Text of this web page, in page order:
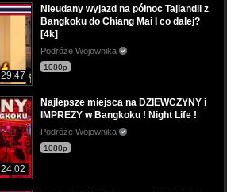
29:47
Nieudany wyjazd na północ Tajlandii z
Bangkoku do Chiang Mai I co dalej?
[4k]
Podróże Wojownika
1080p
24:02
Najlepsze miejsca na DZIEWCZYNY i
IMPREZY w Bangkoku ! Night Life !
Podróże Wojownika
1080p